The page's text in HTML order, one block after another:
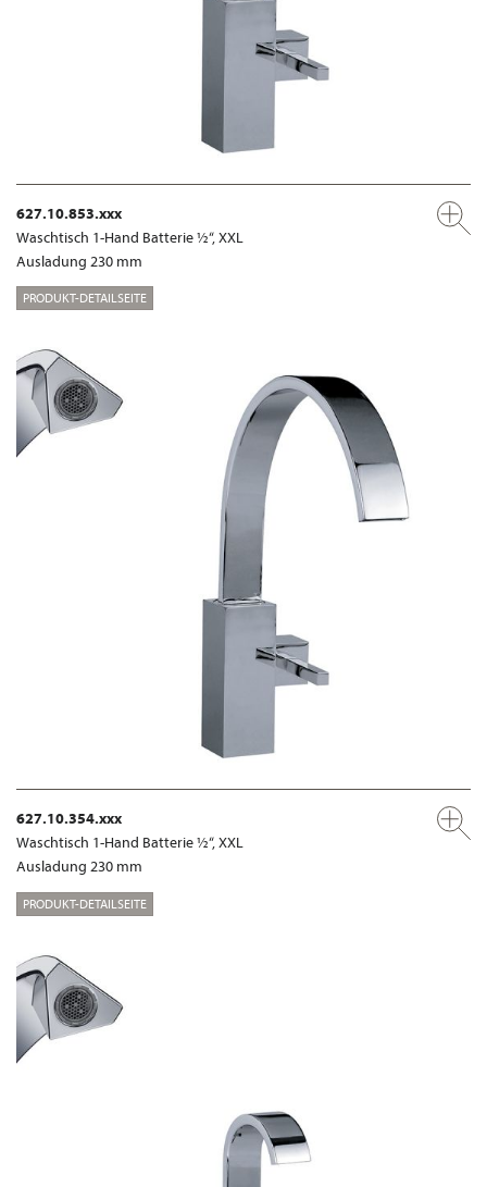
627.10.853.xxx
Waschtisch 1-Hand Batterie ½“, XXL
Ausladung 230 mm
PRODUKT-DETAILSEITE
627.10.354.xxx
Waschtisch 1-Hand Batterie ½“, XXL
Ausladung 230 mm
PRODUKT-DETAILSEITE